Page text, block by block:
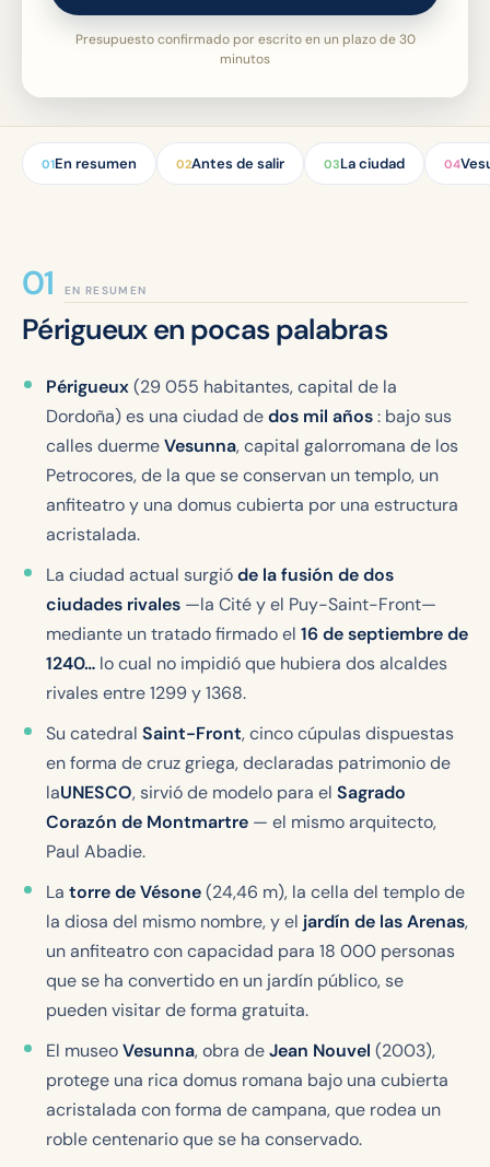
Presupuesto confirmado por escrito en un plazo de 30
minutos
01En resumen 02Antes de salir 03La ciudad 04
EN RESUMEN
Périgueux en pocas palabras
Périgueux(29 055 habitantes, capital de la
Dordoña) es una ciudad dedos mil años: bajo sus
calles duermeVesunna, capital galorromana de los
Petrocores, de la que se conservan un templo, un
anfiteatro y una domus cubierta por una estructura
acristalada.
La ciudad actual surgióde la fusión de dos
ciudades rivales —la Cité y el Puy-Saint-Front—
mediante un tratado firmado el 16 de septiembre de
1240… lo cual no impidió que hubiera dos alcaldes
rivales entre 1299 y 1368.
Su catedral Saint-Front, cinco cúpulas dispuestas
en forma de cruz griega, declaradas patrimonio de
laUNESCO, sirvió de modelo para el Sagrado
Corazón de Montmartre — el mismo arquitecto,
Paul Abadie.
La torre de Vésone(24,46 m), la cella del templo de
la diosa del mismo nombre, y el jardín de las Arenas,
un anfiteatro con capacidad para 18 000 personas
que se ha convertido en un jardín público, se
pueden visitar de forma gratuita.
El museoVesunna, obra deJean Nouvel (2003),
protege una rica domus romana bajo una cubierta
acristalada con forma de campana, que rodea un
roble centenario que se ha conservado.